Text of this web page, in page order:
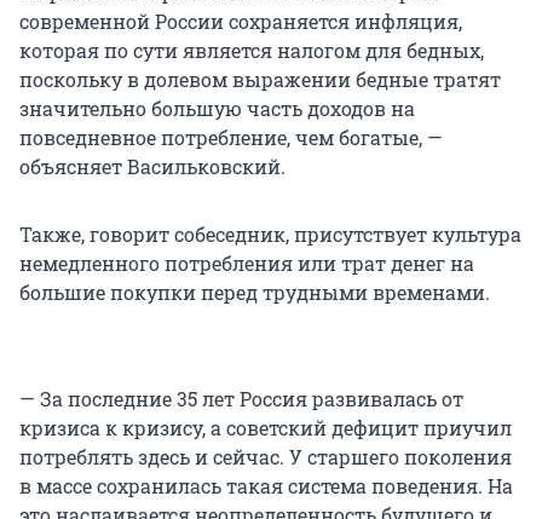
современной России сохраняется инфляция,
которая по сути является налогом для бедных,
поскольку в долевом выражении бедные тратят
значительно большую часть доходов на
повседневное потребление, чем богатые, —
объясняет Васильковский.
Также, говорит собеседник, присутствует культура
немедленного потребления или трат денег на
большие покупки перед трудными временами.
— За последние 35 лет Россия развивалась от
кризиса к кризису, а советский дефицит приучил
потреблять здесь и сейчас. У старшего поколения
в массе сохранилась такая система поведения. На